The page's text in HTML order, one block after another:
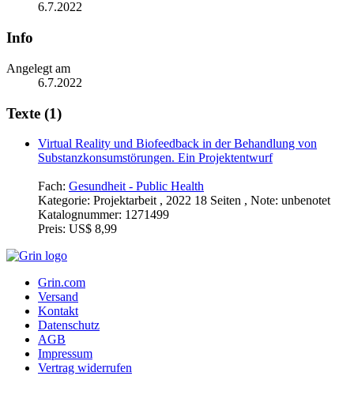
6.7.2022
Info
Angelegt am
6.7.2022
Texte (1)
Virtual Reality und Biofeedback in der Behandlung von
Substanzkonsumstörungen. Ein Projektentwurf
Fach: Gesundheit - Public Health
Kategorie: Projektarbeit , 2022 18 Seiten , Note: unbenotet
Katalognummer: 1271499
Preis: US$ 8,99
Grin.com
Versand
Kontakt
Datenschutz
AGB
Impressum
Vertrag widerrufen